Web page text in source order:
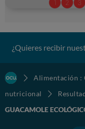
¿Quieres recibir
Alimentación :
nutricional
GUACAMOLE